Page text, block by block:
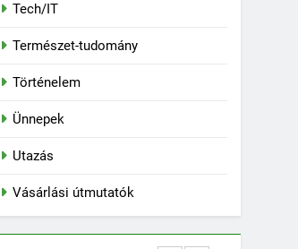
Tech/IT
Természet-tudomány
Történelem
Ünnepek
Utazás
Vásárlási útmutatók